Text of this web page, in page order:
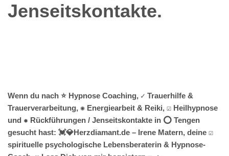
Jenseitskontakte.
Wenn du nach ⭐ Hypnose Coaching, ✓ Trauerhilfe &
Trauerverarbeitung, ✺ Energiearbeit & Reiki, ☑️ Heilhypnose
und ✹ Rückführungen / Jenseitskontakte in ⭕ Tengen
gesucht hast: 💓️💎Herzdiamant.de – Irene Matern, deine ☑️
spirituelle psychologische Lebensberaterin & Hypnose-